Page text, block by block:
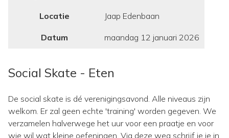
Locatie Jaap Edenbaan
Datum maandag 12 januari 2026
Social Skate - Eten
De social skate is dé verenigingsavond. Alle niveaus zijn
welkom. Er zal geen echte 'training' worden gegeven. We
verzamelen halverwege het uur voor een praatje en voor
wie wil wat kleine oefeningen. Via deze weg schrijf je je in